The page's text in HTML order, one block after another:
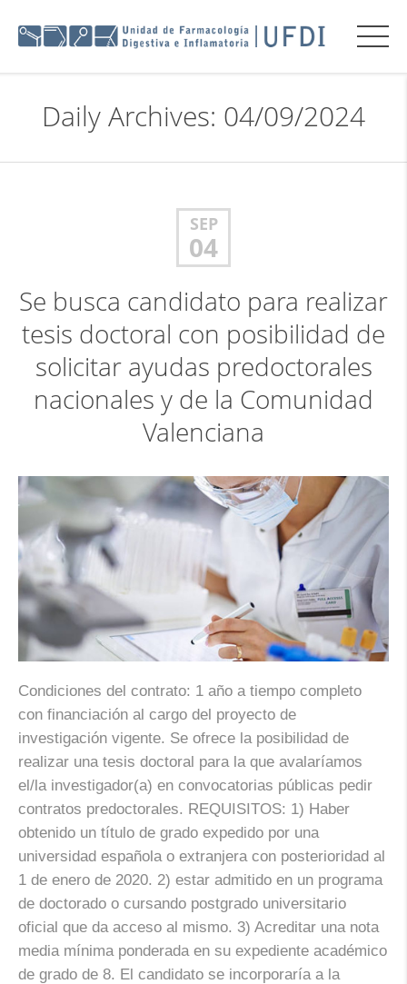
Daily Archives: 04/09/2024
SEP
04
Se busca candidato para realizar
tesis doctoral con posibilidad de
solicitar ayudas predoctorales
nacionales y de la Comunidad
Valenciana
Condiciones del contrato: 1 año a tiempo completo
con financiación al cargo del proyecto de
investigación vigente. Se ofrece la posibilidad de
realizar una tesis doctoral para la que avalaríamos
el/la investigador(a) en convocatorias públicas pedir
contratos predoctorales. REQUISITOS: 1) Haber
obtenido un título de grado expedido por una
universidad española o extranjera con posterioridad al
1 de enero de 2020. 2) estar admitido en un programa
de doctorado o cursando postgrado universitario
oficial que da acceso al mismo. 3) Acreditar una nota
media mínima ponderada en su expediente académico
de grado de 8. El candidato se incorporaría a la